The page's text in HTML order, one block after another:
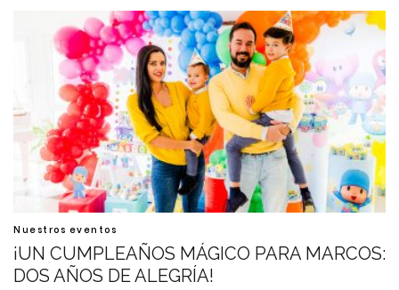
Nuestros eventos
¡UN CUMPLEAÑOS MÁGICO PARA MARCOS:
DOS AÑOS DE ALEGRÍA!